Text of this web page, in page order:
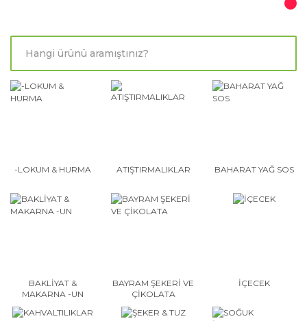
-LOKUM & HURMA ATIŞTIRMALIKLAR BAHARAT YAĞ SOS
BAKLİYAT &
MAKARNA -UN
BAYRAM ŞEKERİ VE
ÇİKOLATA
İÇECEK